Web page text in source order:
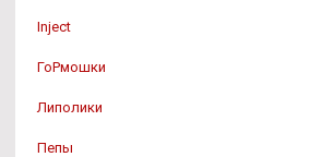
Inject
ГоРмошки
Липолики
Пепы